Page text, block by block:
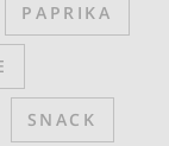
PAPRIKA
SNACK